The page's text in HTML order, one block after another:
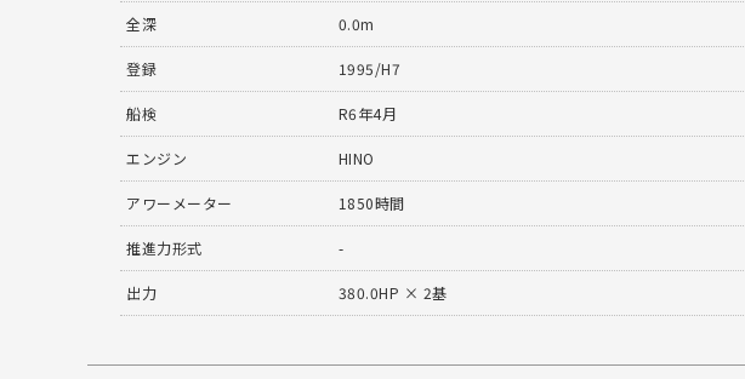
全深 0.0m
登録 1995/H7
船検 R6年4月
エンジン HINO
アワーメーター 1850時間
推進力形式 -
出力 380.0HP × 2基